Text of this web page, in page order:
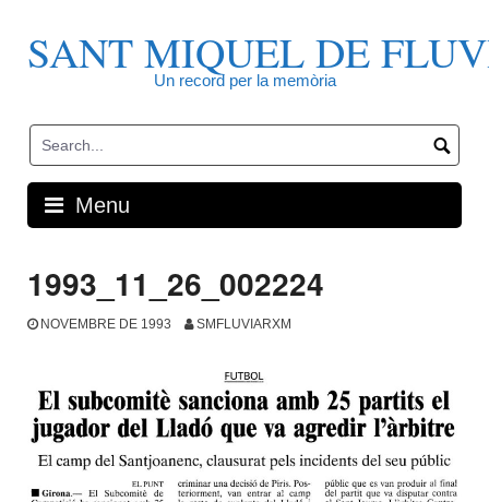
contentSANT MIQUEL DE
Un record per la memòria
Menu
1993_11_26_002224
NOVEMBRE DE 1993 SMFLUVIARXM